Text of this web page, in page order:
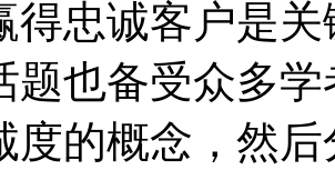
得忠诚客户是
题也备受众多
度的概念，然